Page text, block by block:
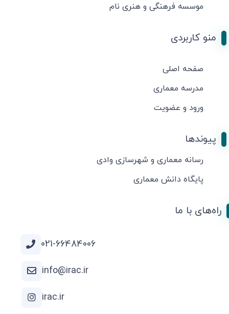
موسسه فرهنگی و هنری نام
منو کاربردی
صفحه اصلی
مدرسه معماری
ورود و عضویت
پیوندها
رسانه معماری و شهرسازی وادی
پایگاه دانش معماری
راه‌های با ما
021-66484006
info@irac.ir
irac.ir